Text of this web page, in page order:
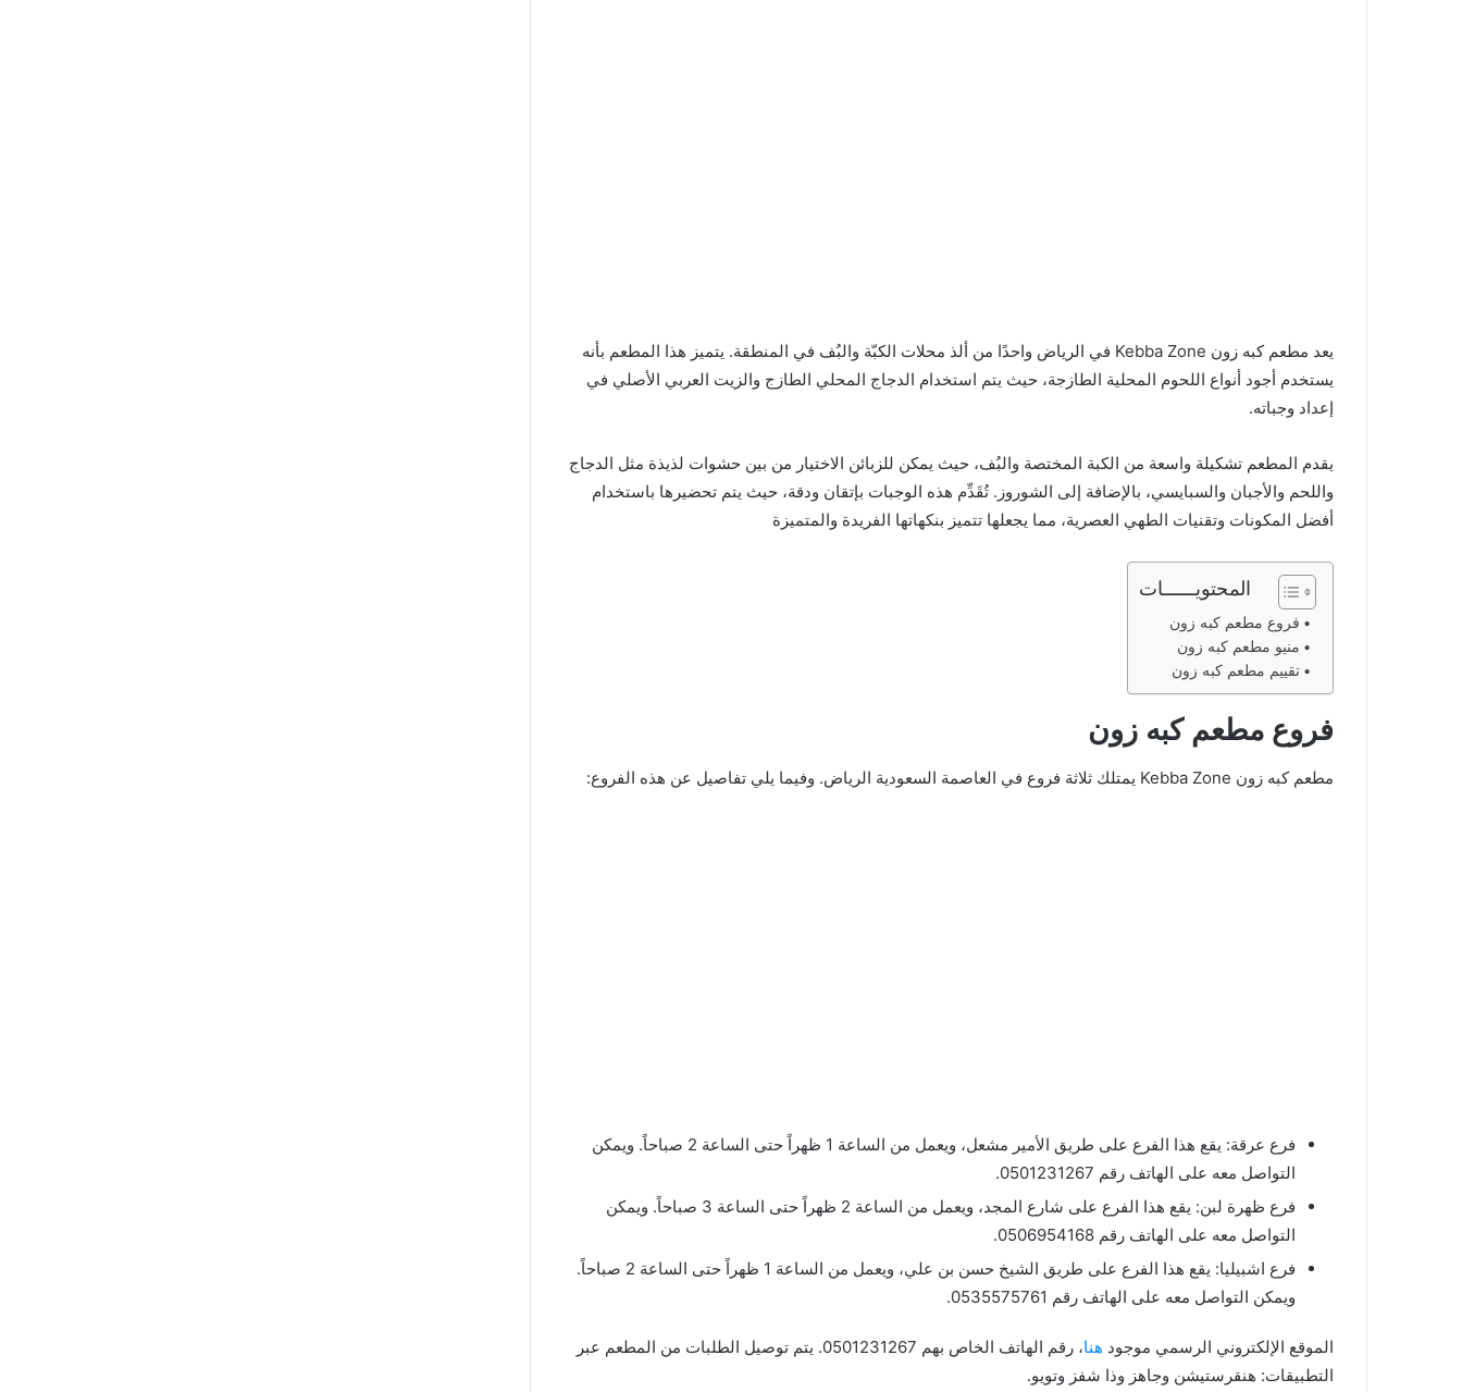
يعد مطعم كبه زون Kebba Zone في الرياض واحدًا من ألذ محلات الكبّة والبُف في المنطقة. يتميز هذا المطعم بأنه
يستخدم أجود أنواع اللحوم المحلية الطازجة، حيث يتم استخدام الدجاج المحلي الطازج والزيت العربي الأصلي في
إعداد وجباته.
يقدم المطعم تشكيلة واسعة من الكبة المختصة والبُف، حيث يمكن للزبائن الاختيار من بين حشوات لذيذة مثل الدجاج
واللحم والأجبان والسبايسي، بالإضافة إلى الشوروز. تُقَدِّم هذه الوجبات بإتقان ودقة، حيث يتم تحضيرها باستخدام
أفضل المكونات وتقنيات الطهي العصرية، مما يجعلها تتميز بنكهاتها الفريدة والمتميزة
المحتويــــــات
فروع مطعم كبه زون
منيو مطعم كبه زون
تقييم مطعم كبه زون
فروع مطعم كبه زون
مطعم كبه زون Kebba Zone يمتلك ثلاثة فروع في العاصمة السعودية الرياض. وفيما يلي تفاصيل عن هذه الفروع:
فرع عرقة: يقع هذا الفرع على طريق الأمير مشعل، ويعمل من الساعة 1 ظهراً حتى الساعة 2 صباحاً. ويمكن
التواصل معه على الهاتف رقم 0501231267.
فرع ظهرة لبن: يقع هذا الفرع على شارع المجد، ويعمل من الساعة 2 ظهراً حتى الساعة 3 صباحاً. ويمكن
التواصل معه على الهاتف رقم 0506954168.
فرع اشبيليا: يقع هذا الفرع على طريق الشيخ حسن بن علي، ويعمل من الساعة 1 ظهراً حتى الساعة 2 صباحاً.
ويمكن التواصل معه على الهاتف رقم 0535575761.
الموقع الإلكتروني الرسمي موجود هنا
، رقم الهاتف الخاص بهم 0501231267. يتم توصيل الطلبات من المطعم عبر
التطبيقات: هنقرستيشن وجاهز وذا شفز وتويو.